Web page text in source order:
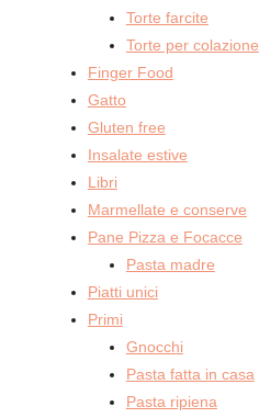
Torte farcite
Torte per colazione
Finger Food
Gatto
Gluten free
Insalate estive
Libri
Marmellate e conserve
Pane Pizza e Focacce
Pasta madre
Piatti unici
Primi
Gnocchi
Pasta fatta in casa
Pasta ripiena